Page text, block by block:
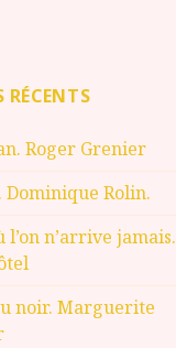
RÉCENTS
Roger Grenier
Dominique Rolin.
l’on n’arrive jamais.
noir. Marguerite